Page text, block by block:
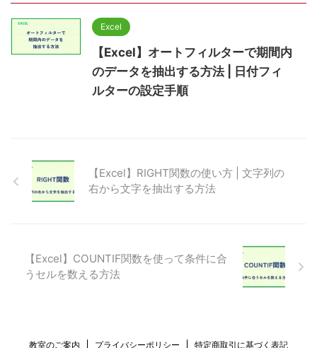
Excel
【Excel】オートフィルターで期間内
のデータを抽出する方法 | 日付フィ
ルターの設定手順
【Excel】RIGHT関数の使い方 | 文字列の
右から文字を抽出する方法
【Excel】COUNTIF関数を使って条件に合
うセルを数える方法
教室のご案内 プライバシーポリシー 特定商取引に基づく表記